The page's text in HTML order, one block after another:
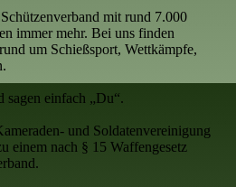
mit rund 7.000
immer mehr. Bei uns finden
um Schießsport, Wettkämpfe,
einfach „Du“.
und Soldatenvereinigung
einem nach § 15 Waffengesetz